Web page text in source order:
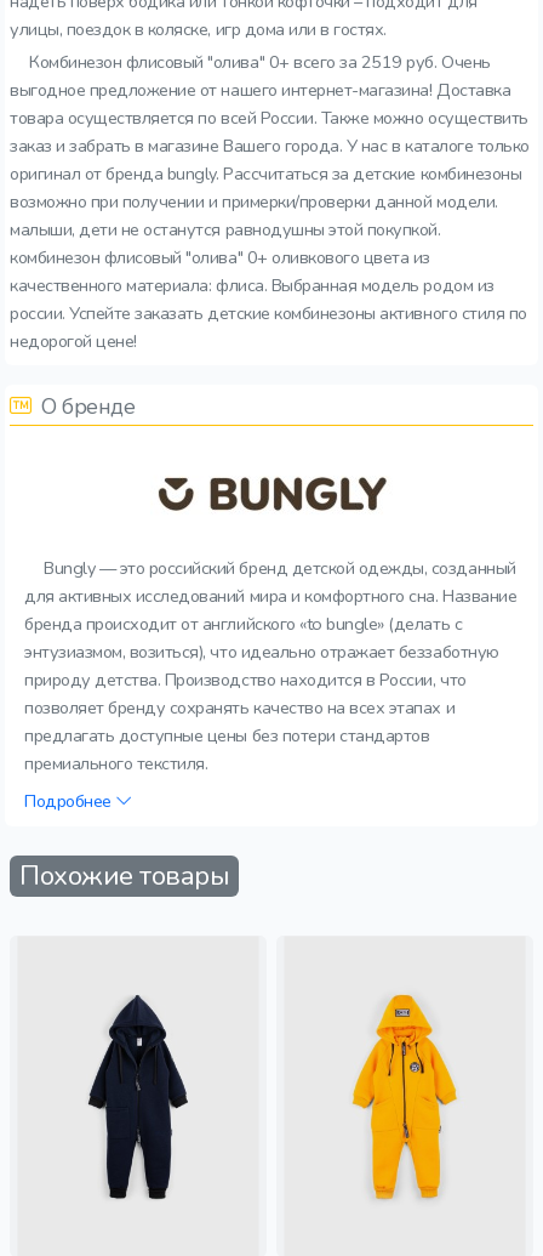
улицы, поездок в коляске, игр дома или в гостях.
Комбинезон флисовый "олива" 0+ всего за 2519 руб. Очень
выгодное предложение от нашего интернет-магазина! Доставка
товара осуществляется по всей России. Также можно осуществить
заказ и забрать в магазине Вашего города. У нас в каталоге только
оригинал от бренда bungly. Рассчитаться за детские комбинезоны
возможно при получении и примерки/проверки данной модели.
малыши, дети не останутся равнодушны этой покупкой.
комбинезон флисовый "олива" 0+ оливкового цвета из
качественного материала: флиса. Выбранная модель родом из
россии. Успейте заказать детские комбинезоны активного стиля по
недорогой цене!
О бренде
Bungly — это российский бренд детской одежды, созданный
для активных исследований мира и комфортного сна. Название
бренда происходит от английского «to bungle» (делать с
энтузиазмом, возиться), что идеально отражает беззаботную
природу детства. Производство находится в России, что
позволяет бренду сохранять качество на всех этапах и
предлагать доступные цены без потери стандартов
премиального текстиля.
Подробнее
Похожие товары